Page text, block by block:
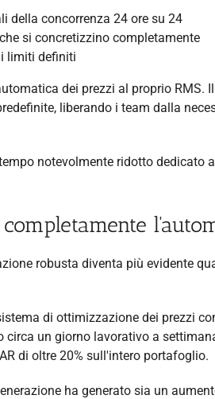
della concorrenza 24 ore su 24
si concretizzino completamente
limiti definiti
dei prezzi al proprio RMS.
liberando i team dalla
notevolmente ridotto dedicato
robusta diventa più evidente
di ottimizzazione dei prezzi
un giorno lavorativo a
di oltre 20% sull'intero portafoglio.
ha generato sia un